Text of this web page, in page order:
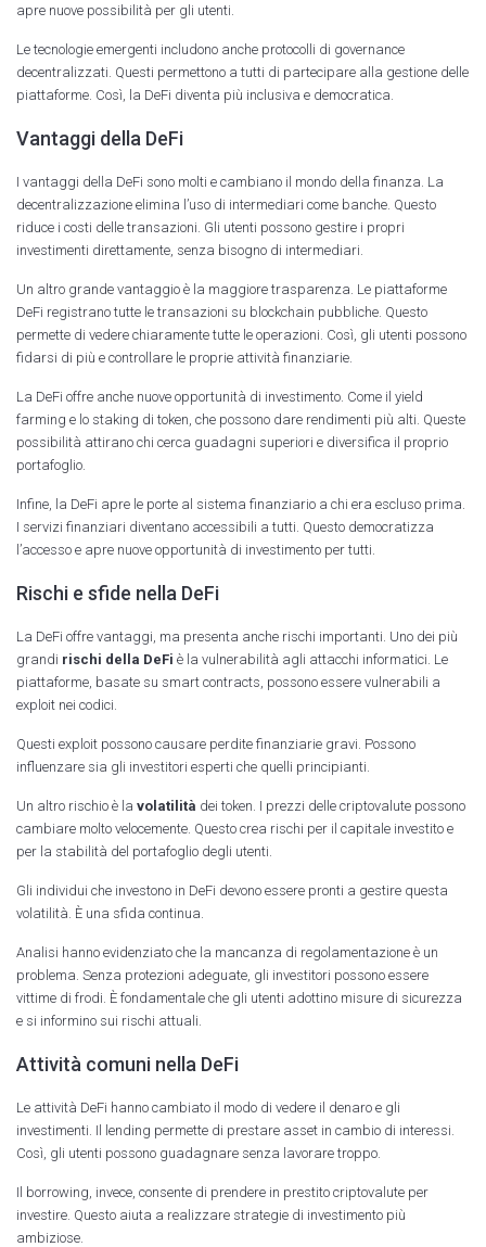
apre nuove possibilità per gli utenti.
Le tecnologie emergenti includono anche protocolli di governance
decentralizzati. Questi permettono a tutti di partecipare alla gestione delle
piattaforme. Così, la DeFi diventa più inclusiva e democratica.
Vantaggi della DeFi
I vantaggi della DeFi sono molti e cambiano il mondo della finanza. La
decentralizzazione elimina l’uso di intermediari come banche. Questo
riduce i costi delle transazioni. Gli utenti possono gestire i propri
investimenti direttamente, senza bisogno di intermediari.
Un altro grande vantaggio è la maggiore trasparenza. Le piattaforme
DeFi registrano tutte le transazioni su blockchain pubbliche. Questo
permette di vedere chiaramente tutte le operazioni. Così, gli utenti possono
fidarsi di più e controllare le proprie attività finanziarie.
La DeFi offre anche nuove opportunità di investimento. Come il yield
farming e lo staking di token, che possono dare rendimenti più alti. Queste
possibilità attirano chi cerca guadagni superiori e diversifica il proprio
portafoglio.
Infine, la DeFi apre le porte al sistema finanziario a chi era escluso prima.
I servizi finanziari diventano accessibili a tutti. Questo democratizza
l’accesso e apre nuove opportunità di investimento per tutti.
Rischi e sfide nella DeFi
La DeFi offre vantaggi, ma presenta anche rischi importanti. Uno dei più
grandi rischi della DeFi è la vulnerabilità agli attacchi informatici. Le
piattaforme, basate su smart contracts, possono essere vulnerabili a
exploit nei codici.
Questi exploit possono causare perdite finanziarie gravi. Possono
influenzare sia gli investitori esperti che quelli principianti.
Un altro rischio è la volatilità dei token. I prezzi delle criptovalute possono
cambiare molto velocemente. Questo crea rischi per il capitale investito e
per la stabilità del portafoglio degli utenti.
Gli individui che investono in DeFi devono essere pronti a gestire questa
volatilità. È una sfida continua.
Analisi hanno evidenziato che la mancanza di regolamentazione è un
problema. Senza protezioni adeguate, gli investitori possono essere
vittime di frodi. È fondamentale che gli utenti adottino misure di sicurezza
e si informino sui rischi attuali.
Attività comuni nella DeFi
Le attività DeFi hanno cambiato il modo di vedere il denaro e gli
investimenti. Il lending permette di prestare asset in cambio di interessi.
Così, gli utenti possono guadagnare senza lavorare troppo.
Il borrowing, invece, consente di prendere in prestito criptovalute per
investire. Questo aiuta a realizzare strategie di investimento più
ambiziose.